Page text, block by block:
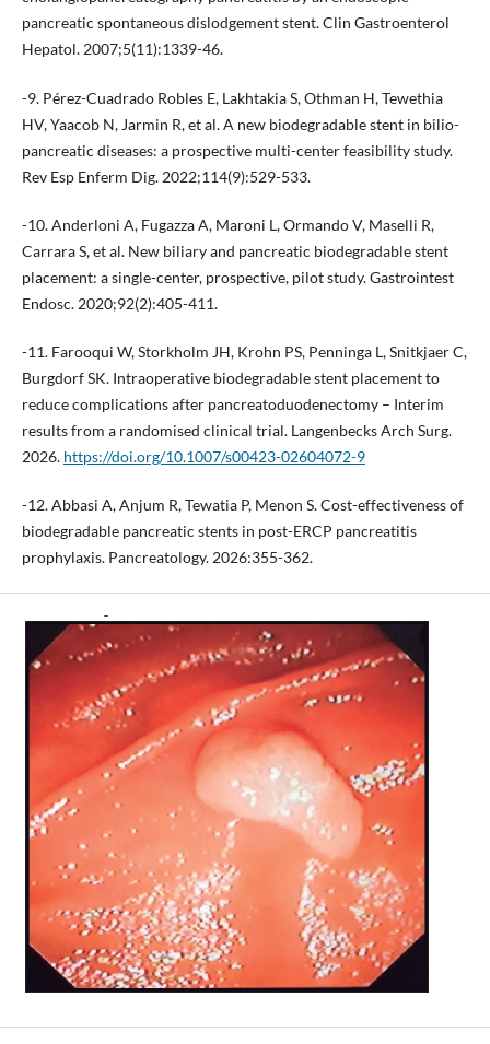
pancreatic spontaneous dislodgement stent. Clin Gastroenterol
Hepatol. 2007;5(11):1339-46.
-9. Pérez-Cuadrado Robles E, Lakhtakia S, Othman H, Tewethia
HV, Yaacob N, Jarmin R, et al. A new biodegradable stent in bilio-
pancreatic diseases: a prospective multi-center feasibility study.
Rev Esp Enferm Dig. 2022;114(9):529-533.
-10. Anderloni A, Fugazza A, Maroni L, Ormando V, Maselli R,
Carrara S, et al. New biliary and pancreatic biodegradable stent
placement: a single-center, prospective, pilot study. Gastrointest
Endosc. 2020;92(2):405-411.
-11. Farooqui W, Storkholm JH, Krohn PS, Penninga L, Snitkjaer C,
Burgdorf SK. Intraoperative biodegradable stent placement to
reduce complications after pancreatoduodenectomy – Interim
results from a randomised clinical trial. Langenbecks Arch Surg.
2026. https://doi.org/10.1007/s00423-02604072-9
-12. Abbasi A, Anjum R, Tewatia P, Menon S. Cost-effectiveness of
biodegradable pancreatic stents in post-ERCP pancreatitis
prophylaxis. Pancreatology. 2026:355-362.